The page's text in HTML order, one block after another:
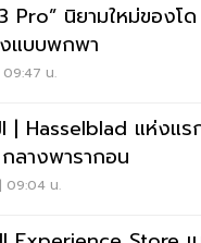
Pro” นิยามใหม่ของโด
แบบพกพา
09:47 น.
| Hasselblad แห่งแร
ลางพารากอน
09:04 น.